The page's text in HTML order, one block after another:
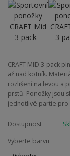
CRAFT MID 3-pack
až nad kotník.
rozlišení na levou a
prstů. Ponožky jsou
jednotlivé partie pro
Dostupnost
Vyberte barvu